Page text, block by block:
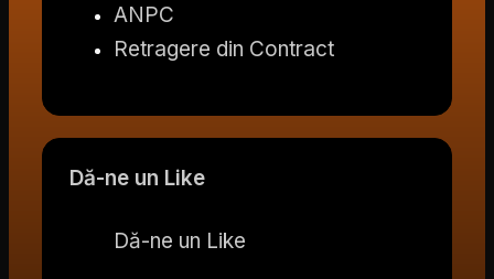
ANPC
Retragere din Contract
Dă-ne un Like
Dă-ne un Like